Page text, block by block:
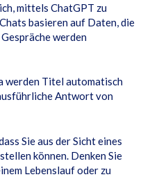
mittels ChatGPT zu
basieren auf Daten, die
werden
werden Titel automatisch
Antwort von
Sie aus der Sicht eines
können. Denken Sie
Lebenslauf oder zu